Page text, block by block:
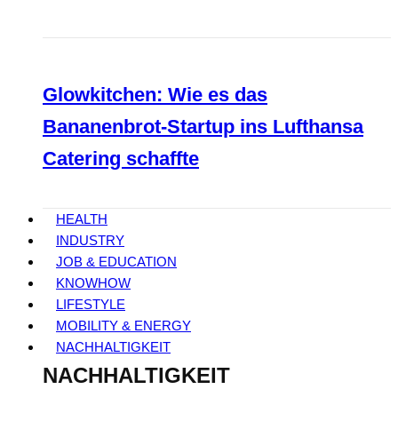
Glowkitchen: Wie es das
Bananenbrot-Startup ins Lufthansa
Catering schaffte
HEALTH
INDUSTRY
JOB & EDUCATION
KNOWHOW
LIFESTYLE
MOBILITY & ENERGY
NACHHALTIGKEIT
NACHHALTIGKEIT